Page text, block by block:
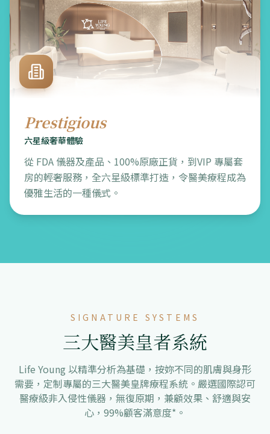
Prestigious
六星級奢華體驗
從 FDA 儀器及產品、100%原廠正貨，到VIP 專屬套
房的輕奢服務，全六星級標準打造，令醫美療程成為
優雅生活的一種儀式。
SIGNATURE SYSTEMS
三大醫美皇者系統
Life Young 以精準分析為基礎，按妳不同的肌膚與身形
需要，定制專屬的三大醫美皇牌療程系統。嚴選國際認可
醫療級非入侵性儀器，無復原期，兼顧效果、舒適與安
心，99%顧客滿意度⁠*。